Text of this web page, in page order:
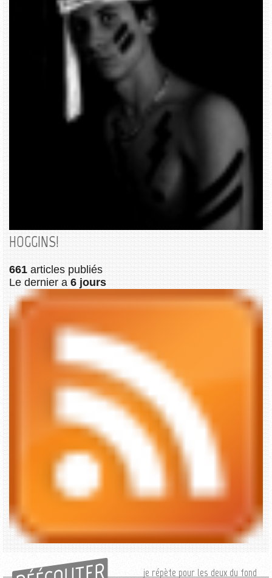
HOGGINS!
661 articles publiés
Le dernier a 6 jours
je répète pour les deux du fond